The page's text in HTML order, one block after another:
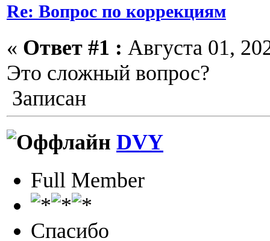
Re: Вопрос по коррекциям
« Ответ #1 : Августа 01,
Это сложный вопрос?
Записан
DVY
Full Member
Спасибо